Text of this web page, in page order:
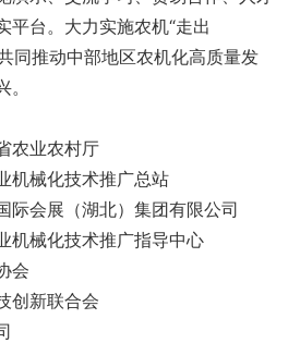
平台。大力实施农机“走出
同推动中部地区农机化高质量发
农业农村厅
机械化技术推广总站
际会展（湖北）集团有限公司
机械化技术推广指导中心
会
创新联合会